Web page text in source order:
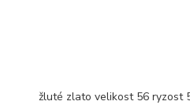
žluté zlato velikost 56 ryzost